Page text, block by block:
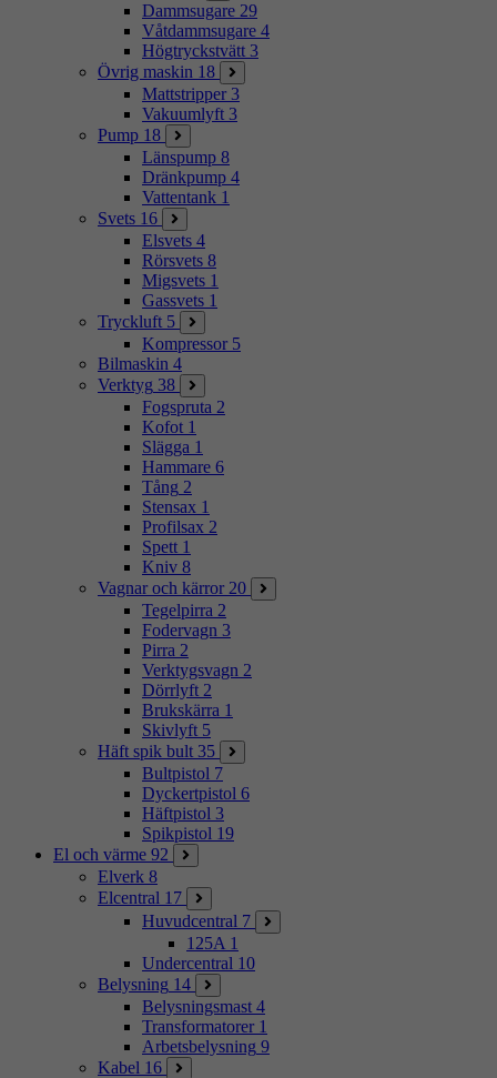
Dammsugare 29
Våtdammsugare 4
Högtryckstvätt 3
Övrig maskin 18
Mattstripper 3
Vakuumlyft 3
Pump 18
Länspump 8
Dränkpump 4
Vattentank 1
Svets 16
Elsvets 4
Rörsvets 8
Migsvets 1
Gassvets 1
Tryckluft 5
Kompressor 5
Bilmaskin 4
Verktyg 38
Fogspruta 2
Kofot 1
Slägga 1
Hammare 6
Tång 2
Stensax 1
Profilsax 2
Spett 1
Kniv 8
Vagnar och kärror 20
Tegelpirra 2
Fodervagn 3
Pirra 2
Verktygsvagn 2
Dörrlyft 2
Brukskärra 1
Skivlyft 5
Häft spik bult 35
Bultpistol 7
Dyckertpistol 6
Häftpistol 3
Spikpistol 19
El och värme 92
Elverk 8
Elcentral 17
Huvudcentral 7
125A 1
Undercentral 10
Belysning 14
Belysningsmast 4
Transformatorer 1
Arbetsbelysning 9
Kabel 16